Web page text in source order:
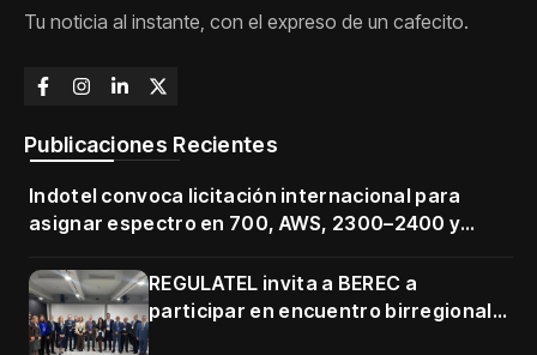
Tu noticia al instante, con el expreso de un cafecito.
Publicaciones Recientes
Indotel convoca licitación internacional para
asignar espectro en 700, AWS, 2300–2400 y
REGULATEL invita a BEREC a
participar en encuentro birregional